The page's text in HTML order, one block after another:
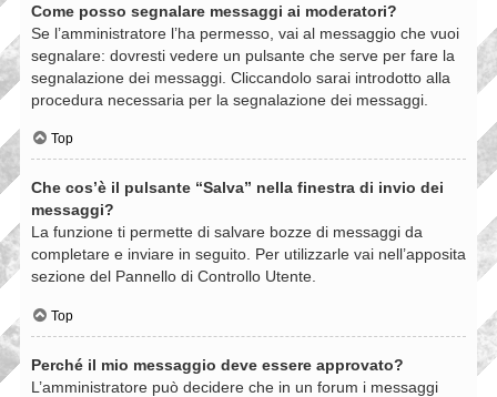
Come posso segnalare messaggi ai moderatori?
Se l’amministratore l’ha permesso, vai al messaggio che vuoi
segnalare: dovresti vedere un pulsante che serve per fare la
segnalazione dei messaggi. Cliccandolo sarai introdotto alla
procedura necessaria per la segnalazione dei messaggi.
Top
Che cos’è il pulsante “Salva” nella finestra di invio dei
messaggi?
La funzione ti permette di salvare bozze di messaggi da
completare e inviare in seguito. Per utilizzarle vai nell’apposita
sezione del Pannello di Controllo Utente.
Top
Perché il mio messaggio deve essere approvato?
L’amministratore può decidere che in un forum i messaggi